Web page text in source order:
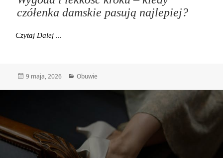
czółenka damskie pasują najlepiej?
Czytaj Dalej
Data
9 maja, 2026 Kategorie
Obuwie